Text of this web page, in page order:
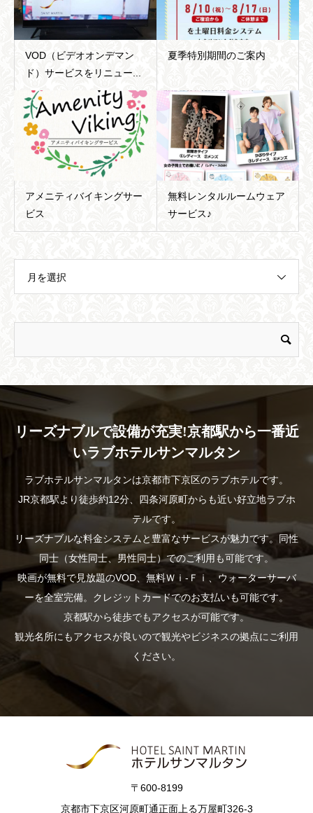
VOD（ビデオオンデマン
ド）サービスをリニュー...
夏季特別期間のご案内
アメニティバイキングサー
ビス
無料レンタルルームウェア
サービス♪
月を選択
リーズナブルで設備が充実!京都駅から一番近
いラブホテルサンマルタン
ラブホテルサンマルタンは京都市下京区のラブホテルです。
JR京都駅より徒歩約12分、四条河原町からも近い好立地ラブホ
テルです。
リーズナブルな料金システムと豊富なサービスが魅力です。同性
同士（女性同士、男性同士）でのご利用も可能です。
映画が無料で見放題のVOD、無料Ｗｉ-Ｆｉ、ウォーターサーバ
ーを全室完備。クレジットカードでのお支払いも可能です。
京都駅から徒歩でもアクセスが可能です。
観光名所にもアクセスが良いので観光やビジネスの拠点にご利用
ください。
〒600-8199
京都市下京区河原町通正面上る万屋町326-3